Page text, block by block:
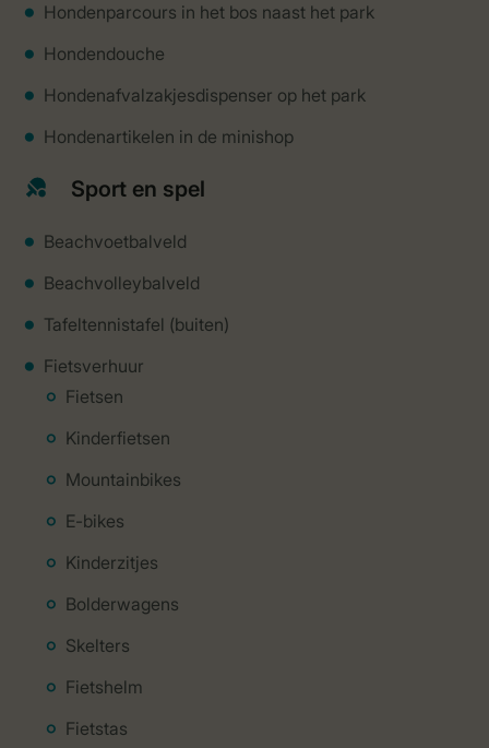
Hondenparcours in het bos naast het park
Hondendouche
Hondenafvalzakjesdispenser op het park
Hondenartikelen in de minishop
Sport en spel
Beachvoetbalveld
Beachvolleybalveld
Tafeltennistafel (buiten)
Fietsverhuur
Fietsen
Kinderfietsen
Mountainbikes
E-bikes
Kinderzitjes
Bolderwagens
Skelters
Fietshelm
Fietstas